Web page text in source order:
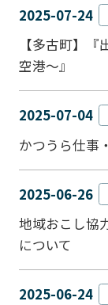
2025-07-24
【多古町】
空港～』
2025-07-04
かつうら仕事
2025-06-26
地域おこし協
について
2025-06-24